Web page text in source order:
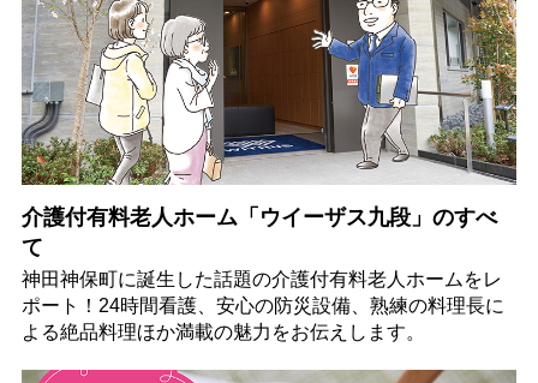
介護付有料老人ホーム「ウイーザス九段」のすべ
て
神田神保町に誕生した話題の介護付有料老人ホームをレ
ポート！24時間看護、安心の防災設備、熟練の料理長に
よる絶品料理ほか満載の魅力をお伝えします。